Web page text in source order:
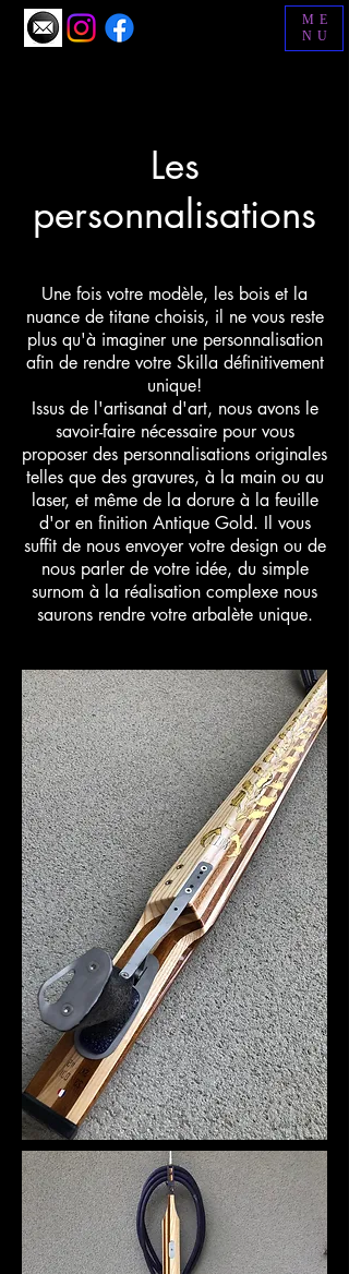
ME
NU
Les
personnalisations
Une fois votre modèle, les bois et la
nuance de titane choisis, il ne vous reste
plus qu'à imaginer une personnalisation
afin de rendre votre Skilla définitivement
unique!
Issus de l'artisanat d'art, nous avons le
savoir-faire nécessaire pour vous
proposer des personnalisations originales
telles que des gravures, à la main ou au
laser, et même de la dorure à la feuille
d'or en finition Antique Gold. Il vous
suffit de nous envoyer votre design ou de
nous parler de votre idée, du simple
surnom à la réalisation complexe nous
saurons rendre votre arbalète unique.